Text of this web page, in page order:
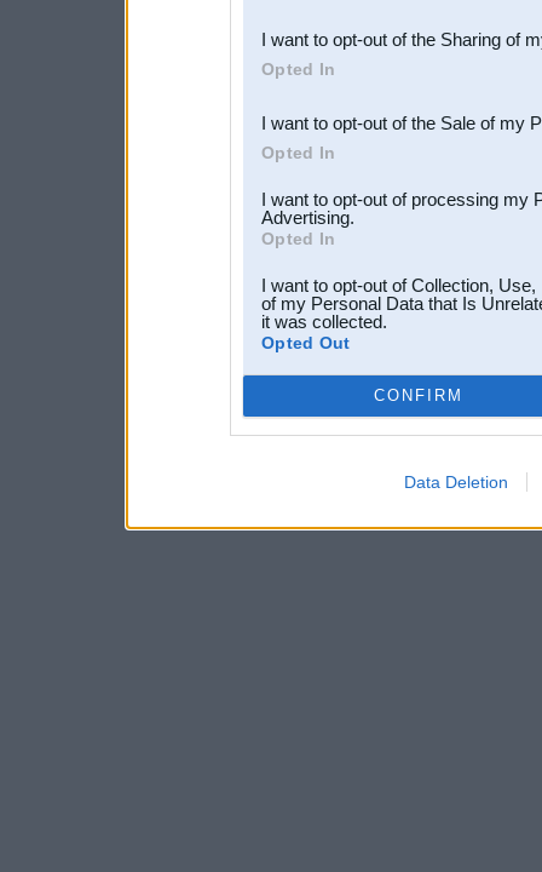
Downstream Participants
third parties.
I want to opt-out of the Sharing of
Opted In
I want to opt-out of the Sale of my
Opted In
I want to opt-out of processing my
Advertising.
Opted In
I want to opt-out of Collection,
of my Personal Data that Is
it was collected.
Opted Out
CONFIRM
Data Deletion